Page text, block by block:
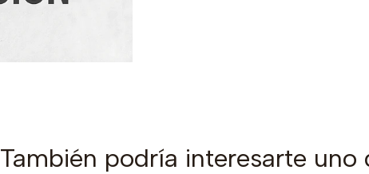
También podría interesarte uno